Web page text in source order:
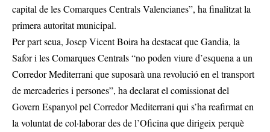
capital de les Comarques Centrals Valencianes”, ha finalitzat la
primera autoritat municipal.
Per part seua, Josep Vicent Boira ha destacat que Gandia, la
Safor i les Comarques Centrals “no poden viure d’esquena a un
Corredor Mediterrani que suposarà una revolució en el transport
de mercaderies i persones”, ha declarat el comissionat del
Govern Espanyol pel Corredor Mediterrani qui s’ha reafirmat en
la voluntat de col·laborar des de l’Oficina que dirigeix perquè